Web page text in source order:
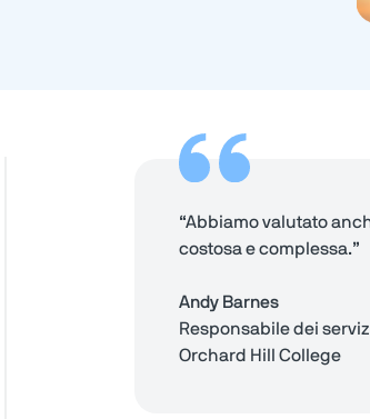
“Abbiamo valutato
costosa e complessa.”
Andy Barnes
Responsabile dei
Orchard Hill College